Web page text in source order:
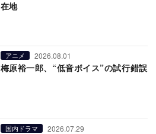
在地
アニメ 2026.08.01
梅原裕一郎、“低音ボイス”の試行錯誤
国内ドラマ 2026.07.29